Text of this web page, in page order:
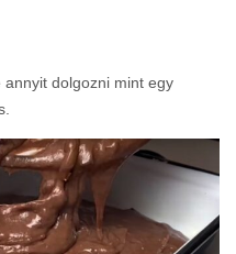
dolgozni mint egy